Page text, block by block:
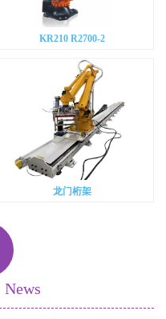
KR210 R2700-2
龙门桁架
News